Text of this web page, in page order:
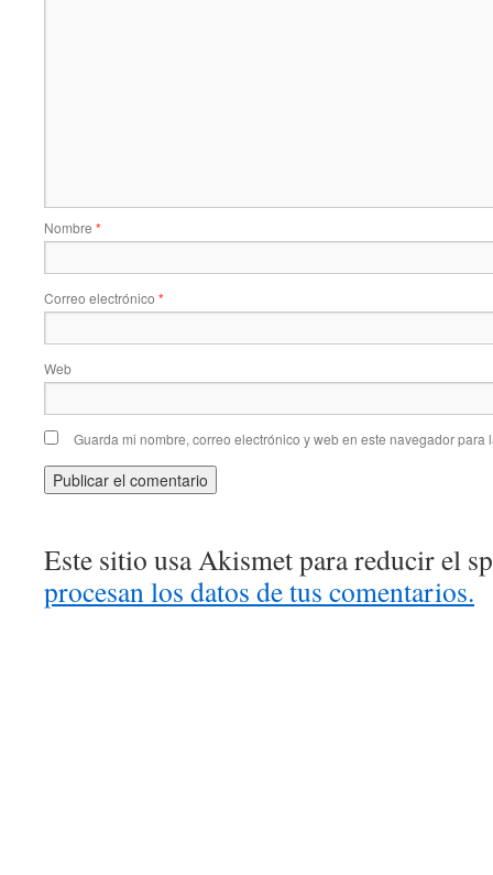
Nombre *
Correo electrónico *
Web
Guarda mi nombre, correo electrónico y web en este navegador para
Este sitio usa Akismet para reducir el
procesan los datos de tus comentarios.